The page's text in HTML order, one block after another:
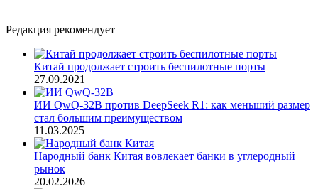
Редакция рекомендует
Китай продолжает строить беспилотные порты
27.09.2021
ИИ QwQ-32B против DeepSeek R1: как меньший размер
стал большим преимуществом
11.03.2025
Народный банк Китая вовлекает банки в углеродный
рынок
20.02.2026